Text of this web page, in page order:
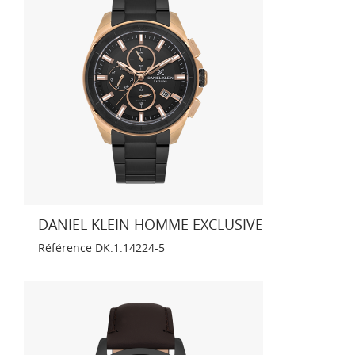
DANIEL KLEIN HOMME EXCLUSIVE
Référence DK.1.14224-5